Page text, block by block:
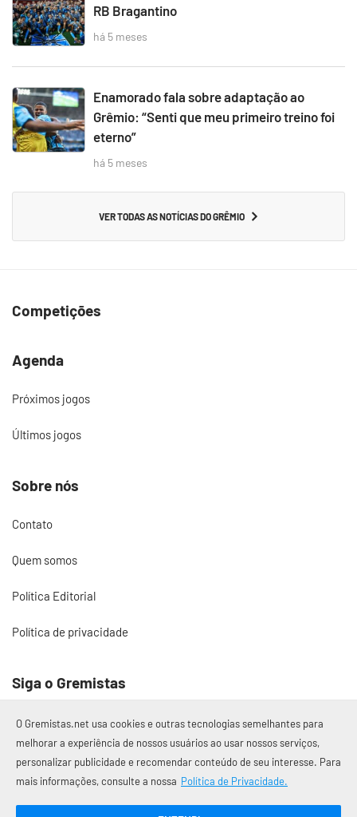
RB Bragantino
há 5 meses
Enamorado fala sobre adaptação ao
Grêmio: “Senti que meu primeiro treino foi
eterno”
há 5 meses
VER TODAS AS NOTÍCIAS DO GRÊMIO
Competições
Agenda
Próximos jogos
Últimos jogos
Sobre nós
Contato
Quem somos
Política Editorial
Política de privacidade
Siga o Gremistas
© 2017 – 2026 Gremistas.net
Gremistas.net — Porto Alegre/RS
O Gremistas.net usa cookies e outras tecnologias semelhantes para
melhorar a experiência de nossos usuários ao usar nossos serviços,
personalizar publicidade e recomendar conteúdo de seu interesse. Para
mais informações, consulte a nossa Política de Privacidade.